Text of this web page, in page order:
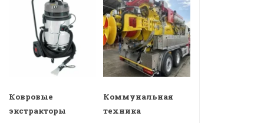
Ковровые
экстракторы
Коммунальная
техника